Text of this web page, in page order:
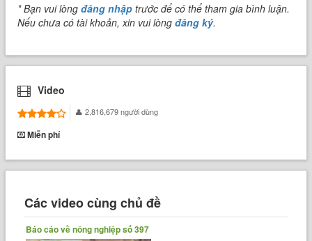
* Bạn vui lòngđăng nhập trước để có thể tham gia bình luận.
Nếu chưa có tài khoản, xin vui lòngđăng ký.
Video
2,816,679 người dùng
Miễn phí
Các video cùng chủ đề
Báo cáo về nông nghiệp số 397